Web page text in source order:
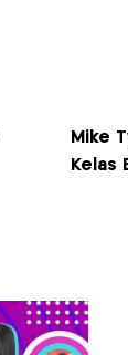
Mike
Kelas